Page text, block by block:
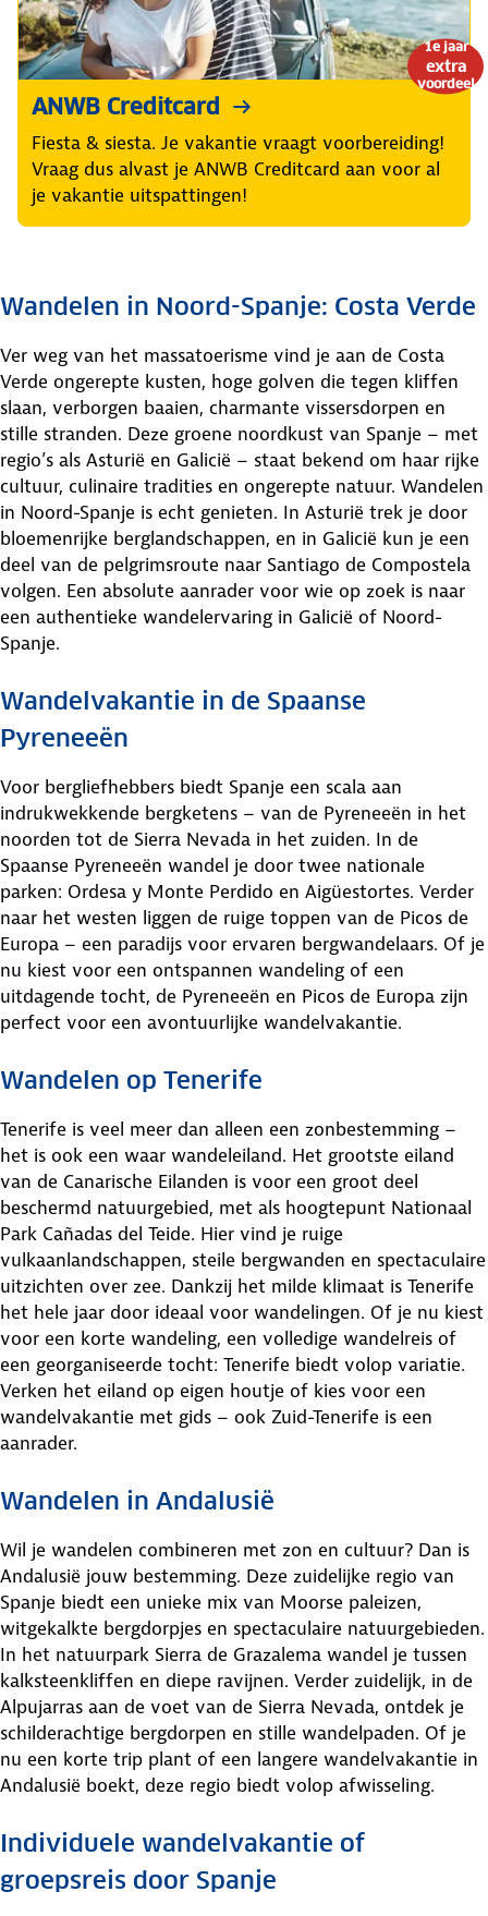
1e jaar
extra
voordeel
ANWB Creditcard
Fiesta & siesta. Je vakantie vraagt voorbereiding!
Vraag dus alvast je ANWB Creditcard aan voor al
je vakantie uitspattingen!
Wandelen in Noord-Spanje: Costa Verde
Ver weg van het massatoerisme vind je aan de Costa
Verde ongerepte kusten, hoge golven die tegen kliffen
slaan, verborgen baaien, charmante vissersdorpen en
stille stranden. Deze groene noordkust van Spanje – met
regio’s als Asturië en Galicië – staat bekend om haar rijke
cultuur, culinaire tradities en ongerepte natuur. Wandelen
in Noord-Spanje is echt genieten. In Asturië trek je door
bloemenrijke berglandschappen, en in Galicië kun je een
deel van de pelgrimsroute naar Santiago de Compostela
volgen. Een absolute aanrader voor wie op zoek is naar
een authentieke wandelervaring in Galicië of Noord-
Spanje.
Wandelvakantie in de Spaanse
Pyreneeën
Voor bergliefhebbers biedt Spanje een scala aan
indrukwekkende bergketens – van de Pyreneeën in het
noorden tot de Sierra Nevada in het zuiden. In de
Spaanse Pyreneeën wandel je door twee nationale
parken: Ordesa y Monte Perdido en Aigüestortes. Verder
naar het westen liggen de ruige toppen van de Picos de
Europa – een paradijs voor ervaren bergwandelaars. Of je
nu kiest voor een ontspannen wandeling of een
uitdagende tocht, de Pyreneeën en Picos de Europa zijn
perfect voor een avontuurlijke wandelvakantie.
Wandelen op Tenerife
Tenerife is veel meer dan alleen een zonbestemming –
het is ook een waar wandeleiland. Het grootste eiland
van de Canarische Eilanden is voor een groot deel
beschermd natuurgebied, met als hoogtepunt Nationaal
Park Cañadas del Teide. Hier vind je ruige
vulkaanlandschappen, steile bergwanden en spectaculaire
uitzichten over zee. Dankzij het milde klimaat is Tenerife
het hele jaar door ideaal voor wandelingen. Of je nu kiest
voor een korte wandeling, een volledige wandelreis of
een georganiseerde tocht: Tenerife biedt volop variatie.
Verken het eiland op eigen houtje of kies voor een
wandelvakantie met gids – ook Zuid-Tenerife is een
aanrader.
Wandelen in Andalusië
Wil je wandelen combineren met zon en cultuur? Dan is
Andalusië jouw bestemming. Deze zuidelijke regio van
Spanje biedt een unieke mix van Moorse paleizen,
witgekalkte bergdorpjes en spectaculaire natuurgebieden.
In het natuurpark Sierra de Grazalema wandel je tussen
kalksteenkliffen en diepe ravijnen. Verder zuidelijk, in de
Alpujarras aan de voet van de Sierra Nevada, ontdek je
schilderachtige bergdorpen en stille wandelpaden. Of je
nu een korte trip plant of een langere wandelvakantie in
Andalusië boekt, deze regio biedt volop afwisseling.
Individuele wandelvakantie of
groepsreis door Spanje